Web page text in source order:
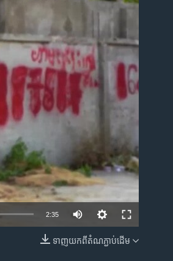
EMBED
2:35
ទាញ​យក​ពី​តំណភ្ជាប់​ដើម